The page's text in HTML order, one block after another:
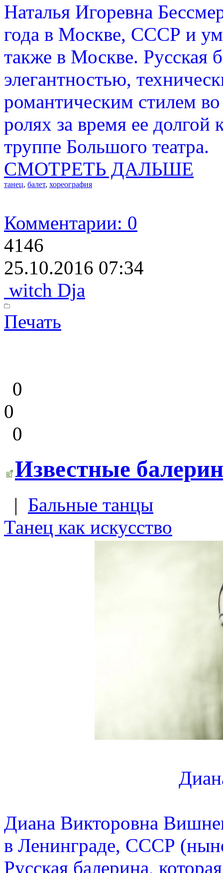
Наталья Игоревна
года в Москве, СССР и
также в Москве. Русская
элегантностью,
романтическим стилем
ролях за время ее
труппе Большого театра.
СМОТРЕТЬ ДАЛЬШЕ
танец, балет, хореография
Комментарии: 0
4146
25.10.2016 07:34
witch Dja
Печать
0
0
0
Известные
| Бальные танцы
Танец как искусство
Диана Викторовна
в Ленинграде, СССР
Русская балерина,